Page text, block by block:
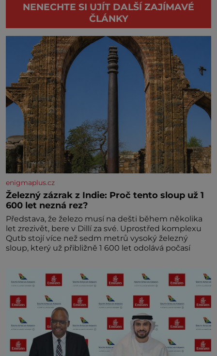
NENECHTE SI UJÍT DALŠÍ ZAJÍMAVÉ
ČLÁNKY
enigmaplus.cz
Železný zázrak z Indie: Proč tento sloup už 1
600 let nezná rez?
Představa, že železo musí na dešti během několika
let zrezivět, bere v Dillí za své. Uprostřed komplexu
Qutb stojí více než sedm metrů vysoký železný
sloup, který už přibližně 1 600 let odolává počasí